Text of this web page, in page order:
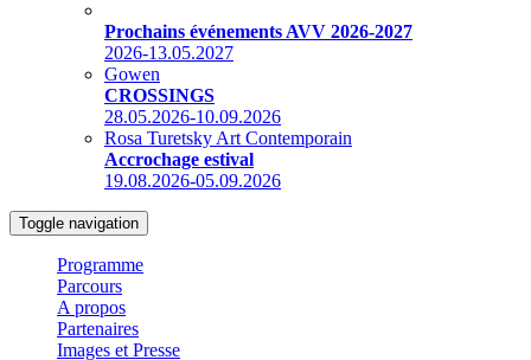
Prochains événements AVV 2026-2027
2026-13.05.2027
Gowen
CROSSINGS
28.05.2026-10.09.2026
Rosa Turetsky Art Contemporain
Accrochage estival
19.08.2026-05.09.2026
Toggle navigation
Programme
Parcours
A propos
Partenaires
Images et Presse